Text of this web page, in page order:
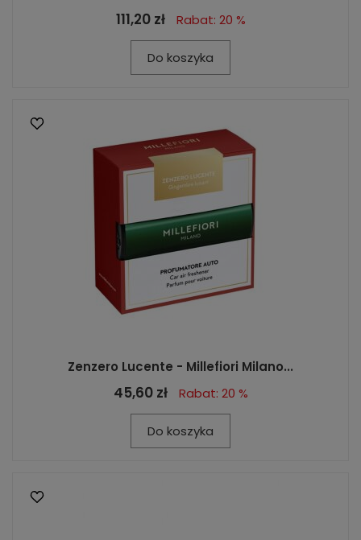
111,20 zł Rabat: 20 %
Do koszyka
Zenzero Lucente - Millefiori Milano...
45,60 zł Rabat: 20 %
Do koszyka